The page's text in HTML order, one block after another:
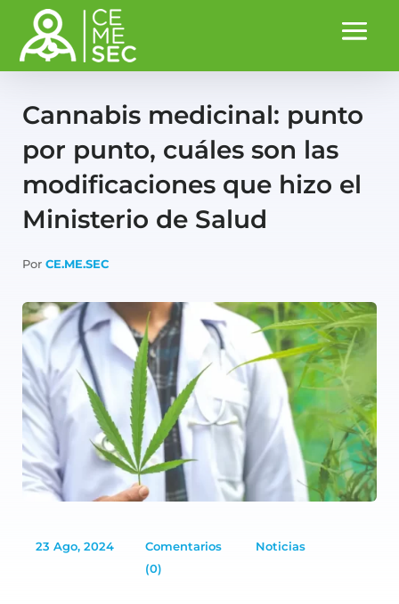
Cannabis medicinal: punto
por punto, cuáles son las
modificaciones que hizo el
Ministerio de Salud
Por CE.ME.SEC
23 Ago, 2024
Comentarios
(0)
Noticias